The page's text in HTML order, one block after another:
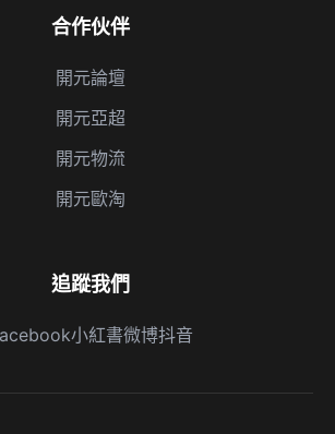
合作伙伴
開元論壇
開元亞超
開元物流
開元歐淘
追蹤我們
小紅書微博抖音